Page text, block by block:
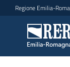
Vai al contenuto
Vai alla navigazione
Vai al footer
Regione Emilia-